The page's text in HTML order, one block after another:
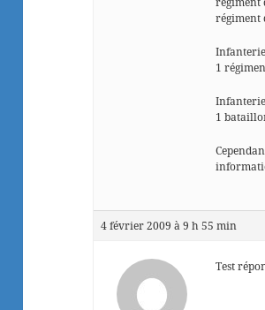
régiment
1
1
4 février 2009 à 9 h 55 min
Test